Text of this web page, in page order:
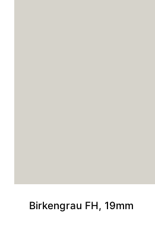
Birkengrau FH, 19mm